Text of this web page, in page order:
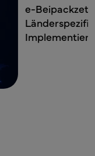
CCDS-
Die